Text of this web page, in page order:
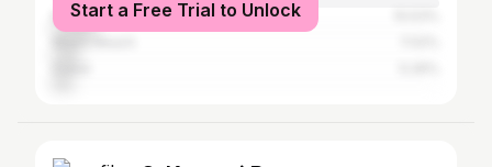
Moscow
Start a Free Trial to Unlock